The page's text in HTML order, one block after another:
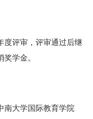
度评审，评审通过后继
学金。
南大学国际教育学院